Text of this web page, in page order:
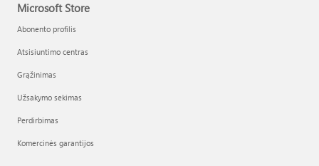
Microsoft Store
Abonento profilis
Atsisiuntimo centras
Grąžinimas
Užsakymo sekimas
Perdirbimas
Komercinės garantijos